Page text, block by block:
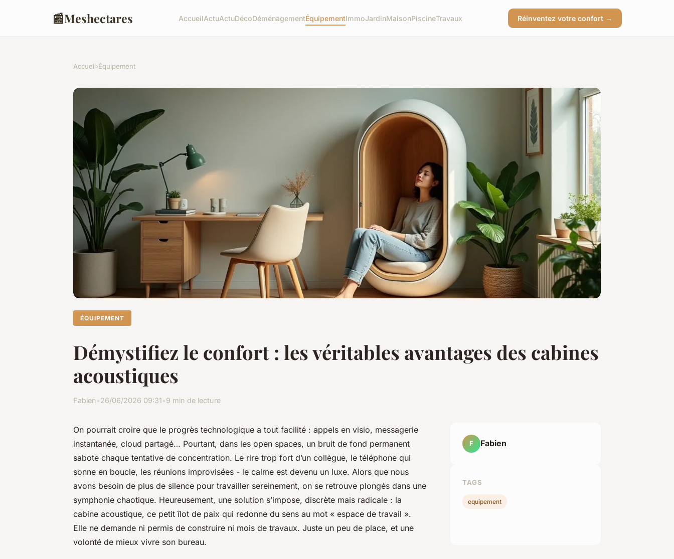
📰Meshectares AccueilActuActuDécoDéménagementÉquipementImmoJardinMaisonPiscineTravaux Réinventez votre confort →
Accueil›Équipement
ÉQUIPEMENT
Démystifiez le confort : les véritables avantages des cabines
acoustiques
Fabien•26/06/2026 09:31•9 min de lecture
On pourrait croire que le progrès technologique a tout facilité : appels en visio, messagerie
instantanée, cloud partagé… Pourtant, dans les open spaces, un bruit de fond permanent
sabote chaque tentative de concentration. Le rire trop fort d’un collègue, le téléphone qui
sonne en boucle, les réunions improvisées - le calme est devenu un luxe. Alors que nous
avons besoin de plus de silence pour travailler sereinement, on se retrouve plongés dans une
symphonie chaotique. Heureusement, une solution s’impose, discrète mais radicale : la
cabine acoustique, ce petit îlot de paix qui redonne du sens au mot « espace de travail ».
Elle ne demande ni permis de construire ni mois de travaux. Juste un peu de place, et une
volonté de mieux vivre son bureau.
F Fabien
TAGS
equipement